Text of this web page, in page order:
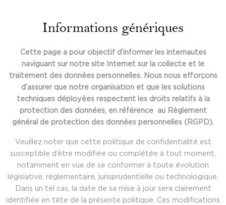
Informations génériques
Cette page a pour objectif d’informer les internautes
naviguant sur notre site Internet sur la collecte et le
traitement des données personnelles. Nous nous efforçons
d’assurer que notre organisation et que les solutions
techniques déployées respectent les droits relatifs à la
protection des données, en référence au Règlement
général de protection des données personnelles (RGPD).
Veuillez noter que cette politique de confidentialité est
susceptible d’être modifiée ou complétée à tout moment,
notamment en vue de se conformer à toute évolution
législative, réglementaire, jurisprudentielle ou technologique.
Dans un tel cas, la date de sa mise à jour sera clairement
identifiée en tête de la présente politique. Ces modifications